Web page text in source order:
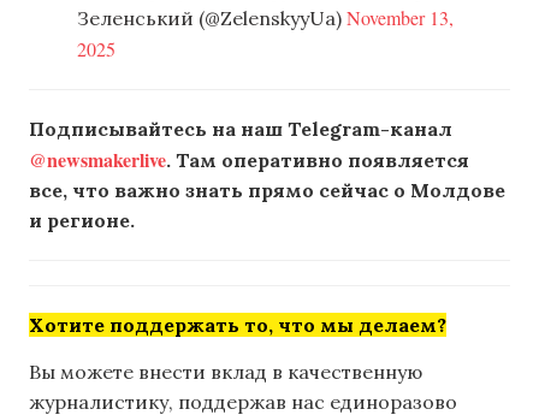
Зеленський (@ZelenskyyUa) November 13,
2025
Подписывайтесь на наш Telegram-канал
@newsmakerlive. Там оперативно появляется
все, что важно знать прямо сейчас о Молдове
и регионе.
Хотите поддержать то, что мы делаем?
Вы можете внести вклад в качественную
журналистику, поддержав нас единоразово